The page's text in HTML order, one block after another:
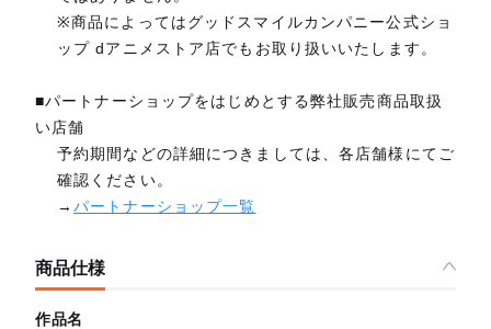
※商品によってはグッドスマイルカンパニー公式ショ
ップ dアニメストア店でもお取り扱いいたします。
■パートナーショップをはじめとする弊社販売商品取扱
い店舗
予約期間などの詳細につきましては、各店舗様にてご
確認ください。
→パートナーショップ一覧
商品仕様
作品名